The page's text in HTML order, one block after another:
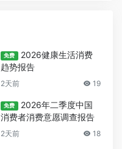
免费
2026健康生活消费
趋势报告
2天前 19
免费
2026年二季度中国
消费者消费意愿调查报告
2天前 18